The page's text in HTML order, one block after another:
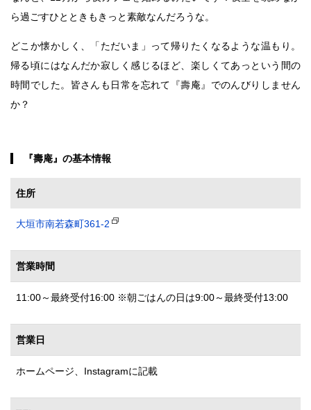
ら過ごすひとときもきっと素敵なんだろうな。
どこか懐かしく、「ただいま」って帰りたくなるような温もり。
帰る頃にはなんだか寂しく感じるほど、楽しくてあっという間の
時間でした。皆さんも日常を忘れて『壽庵』でのんびりしません
か？
『壽庵』の基本情報
住所
大垣市南若森町361-2
営業時間
11:00～最終受付16:00 ※朝ごはんの日は9:00～最終受付13:00
営業日
ホームページ、Instagramに記載